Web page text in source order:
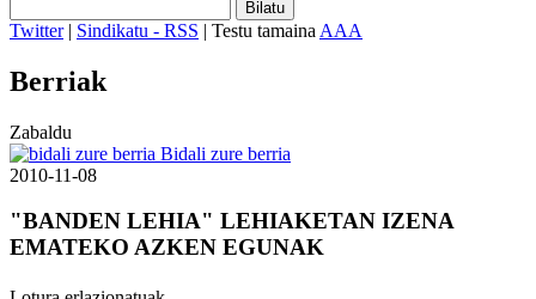
Twitter| Sindikatu - RSS | Testu tamaina AAA
Berriak
Zabaldu
Bidali zure berria
2010-11-08
"BANDEN LEHIA" LEHIAKETAN IZENA
EMATEKO AZKEN EGUNAK